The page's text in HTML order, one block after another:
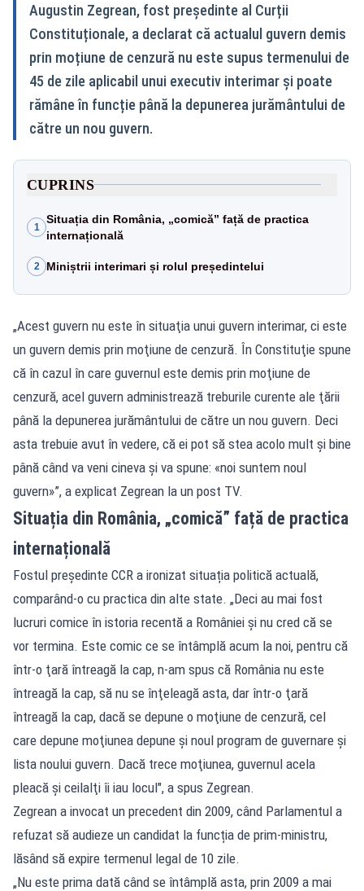
Augustin Zegrean, fost președinte al Curții
Constituționale, a declarat că actualul guvern demis
prin moțiune de cenzură nu este supus termenului de
45 de zile aplicabil unui executiv interimar și poate
rămâne în funcție până la depunerea jurământului de
către un nou guvern.
CUPRINS
1
Situația din România, „comică” față de practica
internațională
2 Miniștrii interimari și rolul președintelui
„Acest guvern nu este în situaţia unui guvern interimar, ci este
un guvern demis prin moţiune de cenzură. În Constituţie spune
că în cazul în care guvernul este demis prin moţiune de
cenzură, acel guvern administrează treburile curente ale ţării
până la depunerea jurământului de către un nou guvern. Deci
asta trebuie avut în vedere, că ei pot să stea acolo mult şi bine
până când va veni cineva şi va spune: «noi suntem noul
guvern»”, a explicat Zegrean la un post TV.
Situația din România, „comică” față de practica
internațională
Fostul președinte CCR a ironizat situația politică actuală,
comparând-o cu practica din alte state. „Deci au mai fost
lucruri comice în istoria recentă a României şi nu cred că se
vor termina. Este comic ce se întâmplă acum la noi, pentru că
într-o ţară întreagă la cap, n-am spus că România nu este
întreagă la cap, să nu se înţeleagă asta, dar într-o ţară
întreagă la cap, dacă se depune o moţiune de cenzură, cel
care depune moţiunea depune şi noul program de guvernare şi
lista noului guvern. Dacă trece moţiunea, guvernul acela
pleacă şi ceilalţi îi iau locul", a spus Zegrean.
Zegrean a invocat un precedent din 2009, când Parlamentul a
refuzat să audieze un candidat la funcția de prim-ministru,
lăsând să expire termenul legal de 10 zile.
„Nu este prima dată când se întâmplă asta, prin 2009 a mai